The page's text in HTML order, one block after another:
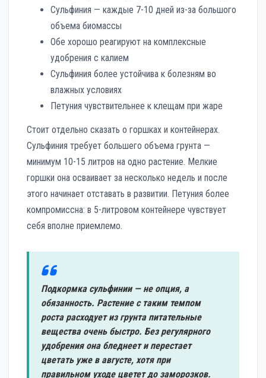
Сульфиния — каждые 7-10 дней из-за большого
объема биомассы
Обе хорошо реагируют на комплексные
удобрения с калием
Сульфиния более устойчива к болезням во
влажных условиях
Петуния чувствительнее к клещам при жаре
Стоит отдельно сказать о горшках и контейнерах.
Сульфиния требует большего объема грунта —
минимум 10-15 литров на одно растение. Мелкие
горшки она осваивает за несколько недель и после
этого начинает отставать в развитии. Петуния более
компромиссна: в 5-литровом контейнере чувствует
себя вполне приемлемо.
Подкормка сульфинии — не опция, а
обязанность. Растение с таким темпом
роста расходует из грунта питательные
вещества очень быстро. Без регулярного
удобрения она бледнеет и перестает
цветать уже в августе, хотя при
правильном уходе цветет до заморозков.